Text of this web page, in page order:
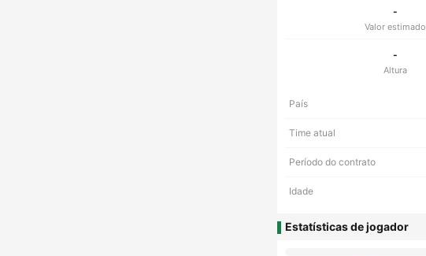
-
Valor estimado
-
Altura
País
Time atual
Período do contrato
Idade
Estatísticas de jogador